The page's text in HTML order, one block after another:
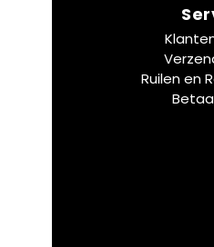
Ruilen en